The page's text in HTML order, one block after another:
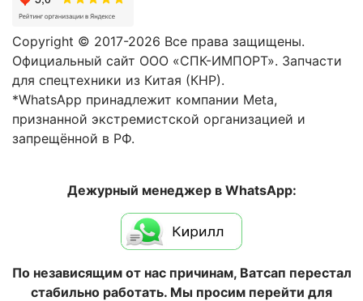
Copyright © 2017-2026 Все права защищены.
Официальный сайт ООО «СПК-ИМПОРТ». Запчасти
для спецтехники из Китая (КНР).
*WhatsApp принадлежит компании Meta,
признанной экстремистской организацией и
запрещённой в РФ.
Дежурный менеджер в WhatsApp:
По независящим от нас причинам, Ватсап перестал
стабильно работать. Мы просим перейти для